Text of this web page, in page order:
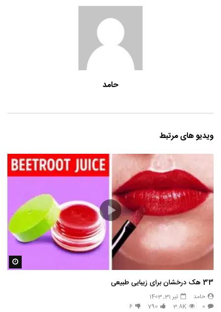
حامد
ویدیو های مرتبط
33 هک درخشان برای زیبایی طبیعی
حامد
تیر 31, 1403
0
3.8K
790
6